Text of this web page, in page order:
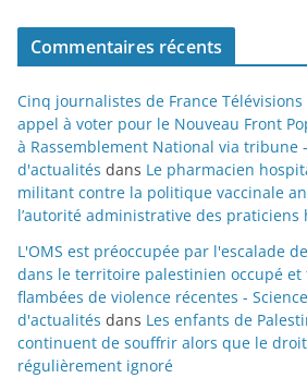
Commentaires récents
Cinq journalistes de France
appel à voter pour le Nouveau Front
à Rassemblement National via tribune
d'actualités dans Le pharmacien
militant contre la politique vaccinale
l’autorité administrative des praticiens
L'OMS est préoccupée par l'escalade
dans le territoire palestinien occupé
flambées de violence récentes -
d'actualités dans Les enfants de
continuent de souffrir alors que le
régulièrement ignoré